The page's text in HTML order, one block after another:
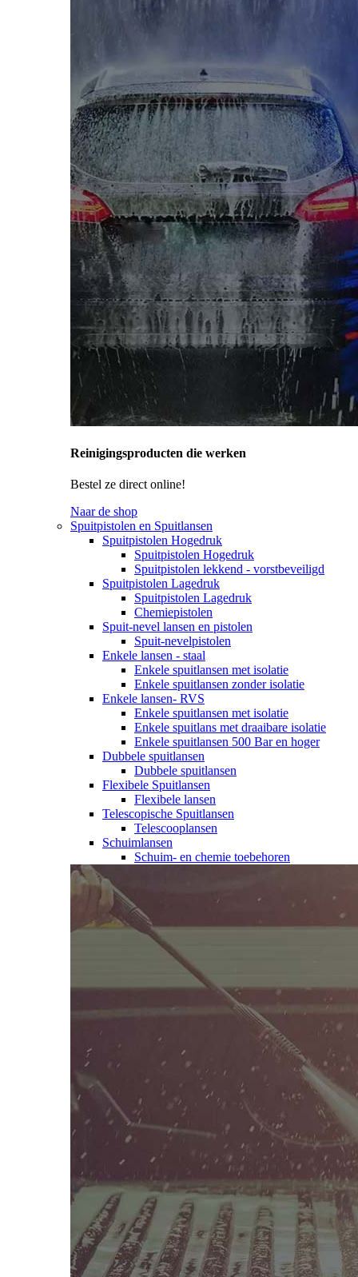
Reinigingsproducten die werken
Bestel ze direct online!
Naar de shop
Spuitpistolen en Spuitlansen
Spuitpistolen Hogedruk
Spuitpistolen Hogedruk
Spuitpistolen lekkend - vorstbeveiligd
Spuitpistolen Lagedruk
Spuitpistolen Lagedruk
Chemiepistolen
Spuit-nevel lansen en pistolen
Spuit-nevelpistolen
Enkele lansen - staal
Enkele spuitlansen met isolatie
Enkele spuitlansen zonder isolatie
Enkele lansen- RVS
Enkele spuitlansen met isolatie
Enkele spuitlans met draaibare isolatie
Enkele spuitlansen 500 Bar en hoger
Dubbele spuitlansen
Dubbele spuitlansen
Flexibele Spuitlansen
Flexibele lansen
Telescopische Spuitlansen
Telescooplansen
Schuimlansen
Schuim- en chemie toebehoren